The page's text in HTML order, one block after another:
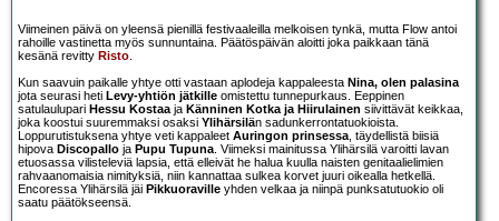
Viimeinen päivä on yleensä pienillä festivaaleilla melkoisen tynkä, mutta Flow antoi
rahoille vastinetta myös sunnuntaina. Päätöspäivän aloitti joka paikkaan tänä
kesänä revitty Risto.
Kun saavuin paikalle yhtye otti vastaan aplodeja kappaleesta Nina, olen palasina
jota seurasi heti Levy-yhtiön jätkille omistettu tunnepurkaus. Eeppinen
satulaulupari Hessu Kostaaja Känninen Kotka ja Hiirulainen siivittävät keikkaa,
joka koostui suuremmaksi osaksi Ylihärsilän sadunkerrontatuokioista.
Loppurutistuksena yhtye veti kappaleet Auringon prinsessa, täydellistä biisiä
hipova Discopallo ja Pupu Tupuna. Viimeksi mainitussa Ylihärsilä varoitti lavan
etuosassa vilisteleviä lapsia, että elleivät he halua kuulla naisten genitaalielimien
rahvaanomaisia nimityksiä, niin kannattaa sulkea korvet juuri oikealla hetkellä.
Encoressa Ylihärsilä jäi Pikkuoraville yhden velkaa ja niinpä punksatutuokio oli
saatu päätökseensä.